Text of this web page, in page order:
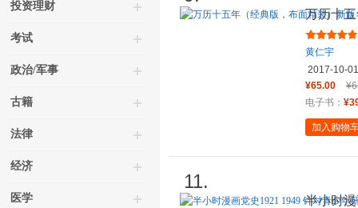
投资理财
考试
政治/军事
古籍
法律
经济
医学
万历十
黄仁宇
2017-10-01
¥65.00
电子书：
加入购物
11.
半小时